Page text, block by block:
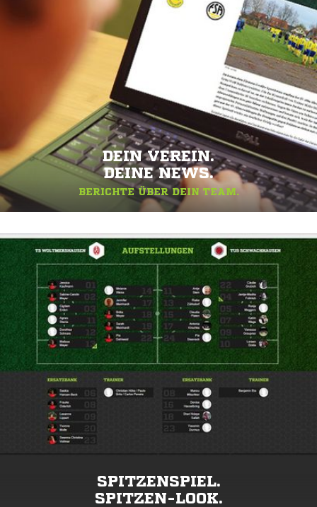
DEIN VEREIN.
DEINE NEWS.
BERICHTE ÜBER DEIN TEAM.
SPITZENSPIEL.
SPITZEN-LOOK.